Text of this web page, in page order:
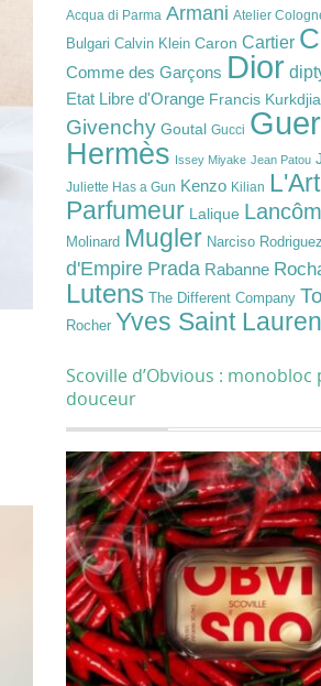
Acqua di Parma Armani Atelier
Bulgari Calvin Klein Caron Cartier
Comme des Garçons Dior
Etat Libre d'Orange Francis
Givenchy Goutal Gucci
Hermès Issey Miyake Jean Patou
Juliette Has a Gun Kenzo Kilian
Parfumeur Lalique
Molinard Mugler Narciso Rodriguez
d'Empire Prada Rabanne
Lutens
The Different Company
Rocher Yves Saint
Scoville d’Obvious :
douceur